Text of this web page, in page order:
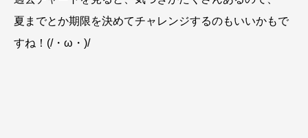
夏までとか期限を決めてチャレンジするのもいいかもで
すね！(/・ω・)/